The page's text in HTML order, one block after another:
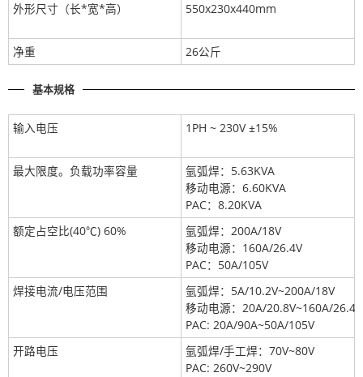
外形尺寸（长*宽*高） 550x230x440mm
净重 26公斤
基本规格
输入电压 1PH ~ 230V ±15%
最大限度。负载功率容量
氩弧焊：5.63KVA
移动电源：6.60KVA
PAC：8.20KVA
额定占空比(40℃) 60%
氩弧焊：200A/18V
移动电源：160A/26.4V
PAC：50A/105V
焊接电流/电压范围
氩弧焊：5A/10.2V~200A/18V
移动电源：20A/20.8V~160A/26.4V
PAC: 20A/90A~50A/105V
开路电压
氩弧焊/手工焊：70V~80V
PAC: 260V~290V